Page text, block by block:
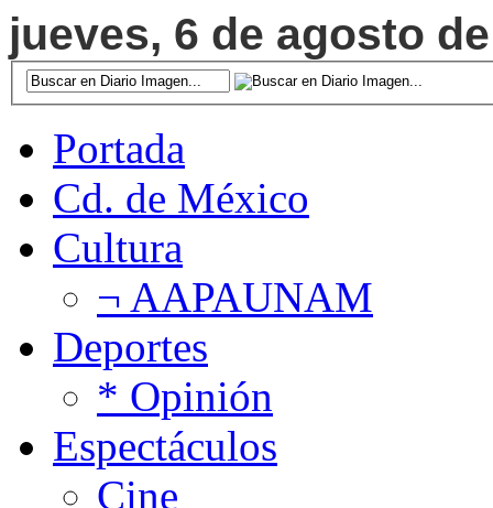
jueves, 6 de agosto
Portada
Cd. de México
Cultura
¬ AAPAUNAM
Deportes
* Opinión
Espectáculos
Cine